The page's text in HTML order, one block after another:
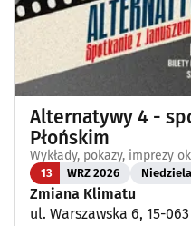
Alternatywy 4 -
Płońskim
Wykłady, pokazy, imprezy
13 WRZ 2026 Niedziela
Zmiana Klimatu
ul. Warszawska 6, 15-